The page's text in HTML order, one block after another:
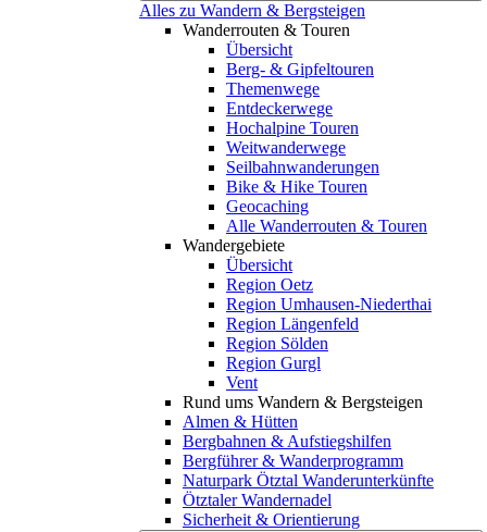
Alles zu Wandern & Bergsteigen
Wanderrouten & Touren
Übersicht
Berg- & Gipfeltouren
Themenwege
Entdeckerwege
Hochalpine Touren
Weitwanderwege
Seilbahnwanderungen
Bike & Hike Touren
Geocaching
Alle Wanderrouten & Touren
Wandergebiete
Übersicht
Region Oetz
Region Umhausen-Niederthai
Region Längenfeld
Region Sölden
Region Gurgl
Vent
Rund ums Wandern & Bergsteigen
Almen & Hütten
Bergbahnen & Aufstiegshilfen
Bergführer & Wanderprogramm
Naturpark Ötztal Wanderunterkünfte
Ötztaler Wandernadel
Sicherheit & Orientierung